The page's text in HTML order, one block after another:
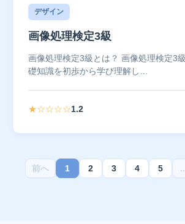
デザイン
画像処理検定3級
画像処理検定3級とは？ 画像処理検定3
礎知識を初歩から学び理解し…
★☆☆☆☆1.2
前へ 1 2 3 4 5